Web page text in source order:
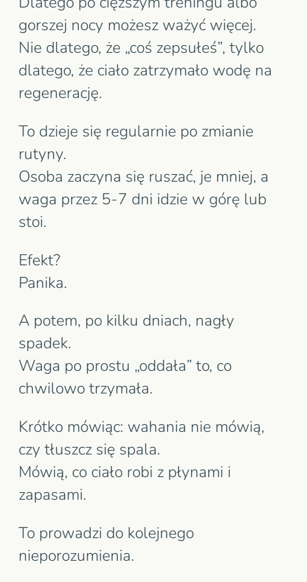
gorszej nocy możesz ważyć więcej.
Nie dlatego, że „coś zepsułeś”, tylko
dlatego, że ciało zatrzymało wodę na
regenerację.
To dzieje się regularnie po zmianie
rutyny.
Osoba zaczyna się ruszać, je mniej, a
waga przez 5-7 dni idzie w górę lub
stoi.
Efekt?
Panika.
A potem, po kilku dniach, nagły
spadek.
Waga po prostu „oddała” to, co
chwilowo trzymała.
Krótko mówiąc: wahania nie mówią,
czy tłuszcz się spala.
Mówią, co ciało robi z płynami i
zapasami.
To prowadzi do kolejnego
nieporozumienia.